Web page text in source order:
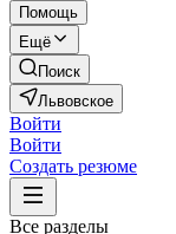
Помощь
Ещё
Поиск
Львовское
Войти
Войти
Создать резюме
Все разделы